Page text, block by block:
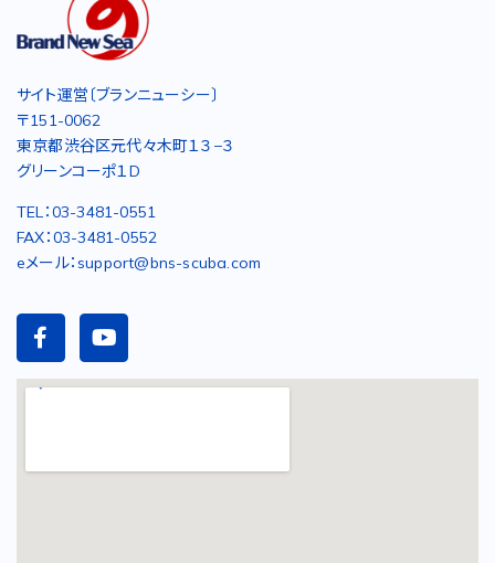
サイト運営〔ブランニューシー〕
〒151-0062
東京都渋谷区元代々木町１３−３
グリーンコーポ１D
TEL：03-3481-0551
FAX：03-3481-0552
eメール：support@bns-scuba.com